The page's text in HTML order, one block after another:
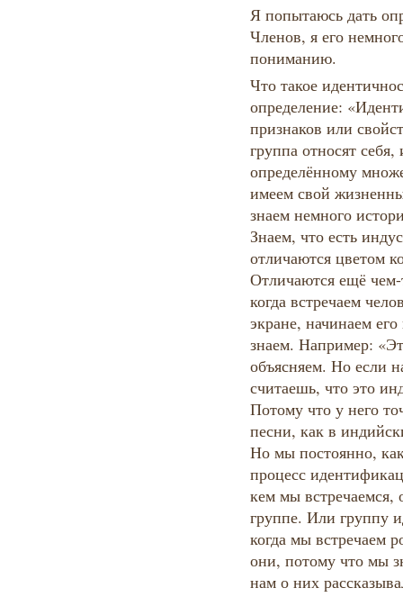
Я попытаюсь дать
Членов, я его
пониманию.
Что такое
определение:
признаков или
группа относят
определённому
имеем свой
знаем немного
Знаем, что есть
отличаются цветом
Отличаются ещё
когда встречаем
экране, начинаем
знаем. Например:
объясняем. Но если
считаешь, что это
Потому что у него
песни, как в
Но мы постоянно,
процесс
кем мы встречаемся,
группе. Или группу
когда мы встречаем
они, потому что мы
нам о них